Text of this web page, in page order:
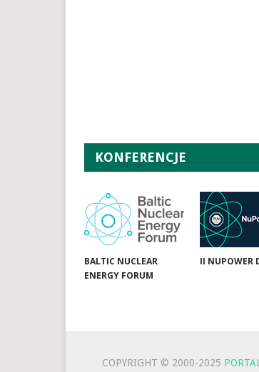
KONFERENCJE
BALTIC NUCLEAR
ENERGY FORUM
II NUPOWER
COPYRIGHT © 2000-2025